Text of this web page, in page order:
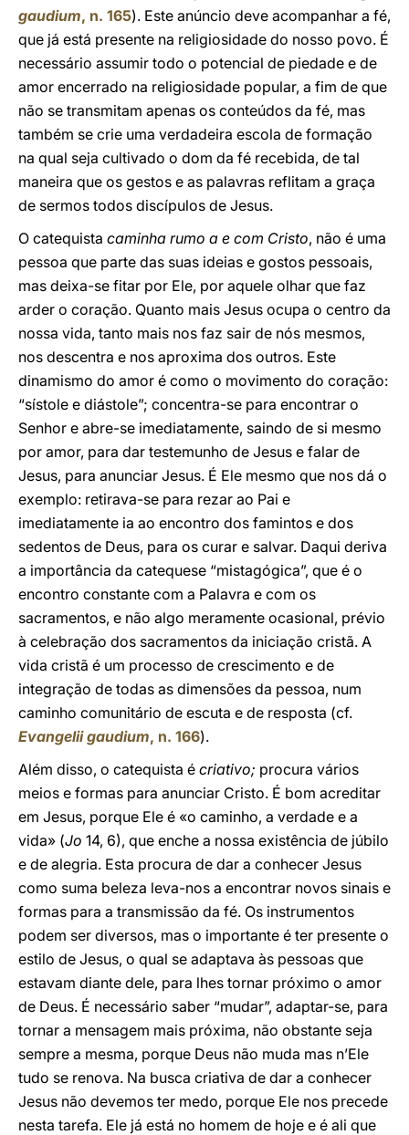
gaudium, n. 165). Este anúncio deve acompanhar a fé,
que já está presente na religiosidade do nosso povo. É
necessário assumir todo o potencial de piedade e de
amor encerrado na religiosidade popular, a fim de que
não se transmitam apenas os conteúdos da fé, mas
também se crie uma verdadeira escola de formação
na qual seja cultivado o dom da fé recebida, de tal
maneira que os gestos e as palavras reflitam a graça
de sermos todos discípulos de Jesus.
O catequista caminha rumo a e com Cristo, não é uma
pessoa que parte das suas ideias e gostos pessoais,
mas deixa-se fitar por Ele, por aquele olhar que faz
arder o coração. Quanto mais Jesus ocupa o centro da
nossa vida, tanto mais nos faz sair de nós mesmos,
nos descentra e nos aproxima dos outros. Este
dinamismo do amor é como o movimento do coração:
“sístole e diástole”; concentra-se para encontrar o
Senhor e abre-se imediatamente, saindo de si mesmo
por amor, para dar testemunho de Jesus e falar de
Jesus, para anunciar Jesus. É Ele mesmo que nos dá o
exemplo: retirava-se para rezar ao Pai e
imediatamente ia ao encontro dos famintos e dos
sedentos de Deus, para os curar e salvar. Daqui deriva
a importância da catequese “mistagógica”, que é o
encontro constante com a Palavra e com os
sacramentos, e não algo meramente ocasional, prévio
à celebração dos sacramentos da iniciação cristã. A
vida cristã é um processo de crescimento e de
integração de todas as dimensões da pessoa, num
caminho comunitário de escuta e de resposta (cf.
Evangelii gaudium, n. 166).
Além disso, o catequista é criativo; procura vários
meios e formas para anunciar Cristo. É bom acreditar
em Jesus, porque Ele é «o caminho, a verdade e a
vida» (Jo 14, 6), que enche a nossa existência de júbilo
e de alegria. Esta procura de dar a conhecer Jesus
como suma beleza leva-nos a encontrar novos sinais e
formas para a transmissão da fé. Os instrumentos
podem ser diversos, mas o importante é ter presente o
estilo de Jesus, o qual se adaptava às pessoas que
estavam diante dele, para lhes tornar próximo o amor
de Deus. É necessário saber “mudar”, adaptar-se, para
tornar a mensagem mais próxima, não obstante seja
sempre a mesma, porque Deus não muda mas n’Ele
tudo se renova. Na busca criativa de dar a conhecer
Jesus não devemos ter medo, porque Ele nos precede
nesta tarefa. Ele já está no homem de hoje e é ali que